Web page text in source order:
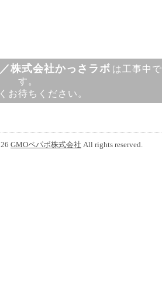
株式会社かっさラボ は工事中で
す。
お待ちください。
GMOペパボ株式会社 All rights reserved.